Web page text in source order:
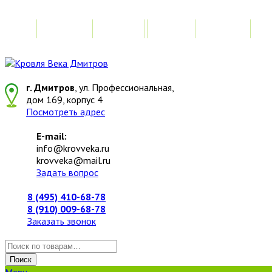
г. Дмитров, ул. Профессиональная,
дом 169, корпус 4
Посмотреть адрес
E-mail:
info@krovveka.ru
krovveka@mail.ru
Задать вопрос
8 (495) 410-68-78
8 (910) 009-68-78
Заказать звонок
Искать:
Поиск